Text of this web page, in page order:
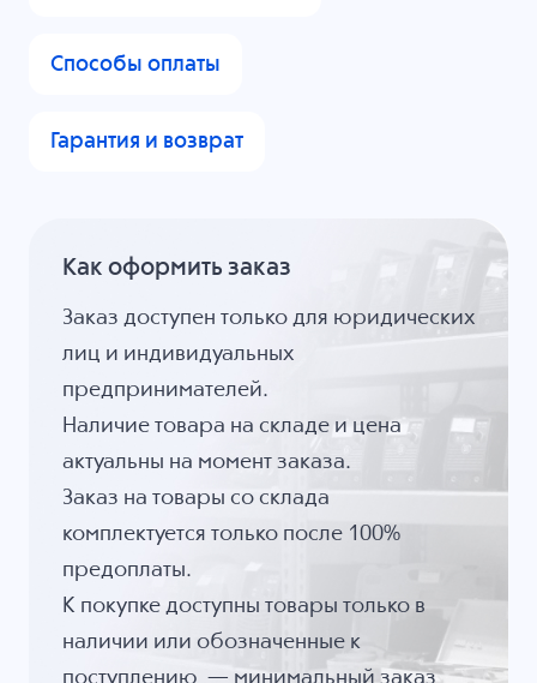
Способы оплаты
Гарантия и возврат
Как оформить заказ
Заказ доступен только для юридических
лиц и индивидуальных
предпринимателей.
Наличие товара на складе и цена
актуальны на момент заказа.
Заказ на товары со склада
комплектуется только после 100%
предоплаты.
К покупке доступны товары только в
наличии или обозначенные к
поступлению — минимальный заказ